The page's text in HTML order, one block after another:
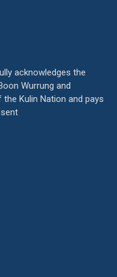
acknowledges the
Wurrung and
Kulin Nation and pays